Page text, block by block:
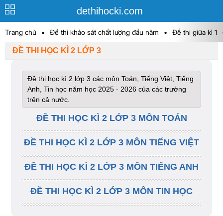
dethihocki.com
Trang chủ • Đề thi khảo sát chất lượng đầu năm • Đề thi giữa kì 1
ĐỀ THI HỌC KÌ 2 LỚP 3
Đề thi học kì 2 lớp 3 các môn Toán, Tiếng Việt, Tiếng
Anh, Tin học năm học 2025 - 2026 của các trường
trên cả nước.
ĐỀ THI HỌC KÌ 2 LỚP 3 MÔN TOÁN
ĐỀ THI HỌC KÌ 2 LỚP 3 MÔN TIẾNG VIỆT
ĐỀ THI HỌC KÌ 2 LỚP 3 MÔN TIẾNG ANH
ĐỀ THI HỌC KÌ 2 LỚP 3 MÔN TIN HỌC